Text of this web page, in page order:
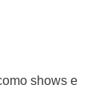
shows e